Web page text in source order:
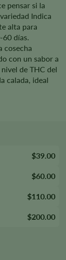
pensar si la
Indica
alta para
60 días.
cosecha
con un sabor a
de THC del
calada, ideal
$39.00
$60.00
$110.00
$200.00